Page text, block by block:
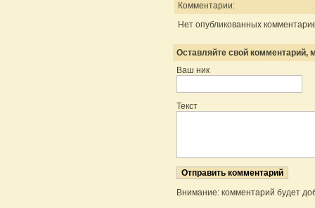
Комментарии:
Нет опубликованных
Оставляйте свой комментарий,
Ваш ник
Текст
Внимание: комментарий будет